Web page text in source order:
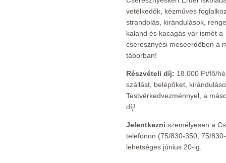
vetélkedők, kézműves
strandolás, kirándulások,
kaland és kacagás vár ismét a
cseresznyési meseerdőben a
táborban!
Részvételi díj: 18.000 Ft/fő/
szállást, belépőket,
Testvérkedvezménnyel, a
díj!
Jelentkezni személyesen a
telefonon (75/830-350, 75/
lehetséges június 20-ig.